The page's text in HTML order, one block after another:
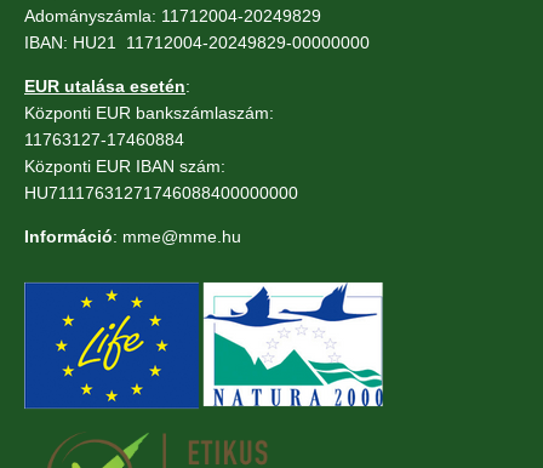
Adományszámla: 11712004-20249829
IBAN: HU21 11712004-20249829-00000000
EUR utalása esetén:
Központi EUR bankszámlaszám:
11763127-17460884
Központi EUR IBAN szám:
HU71117631271746088400000000
Információ: mme@mme.hu